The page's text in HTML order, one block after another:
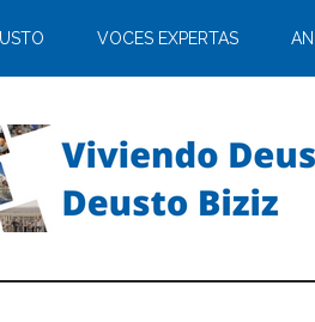
VOCES EXPERTAS